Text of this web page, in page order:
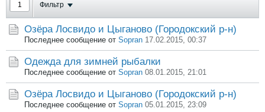
Фильтр
Озёра Лосвидо и Цыганово (Городокский р-н)
Последнее сообщение от Sopran 17.02.2015, 00:37
Одежда для зимней рыбалки
Последнее сообщение от Sopran 08.01.2015, 21:01
Озёра Лосвидо и Цыганово (Городокский р-н)
Последнее сообщение от Sopran 05.01.2015, 23:09